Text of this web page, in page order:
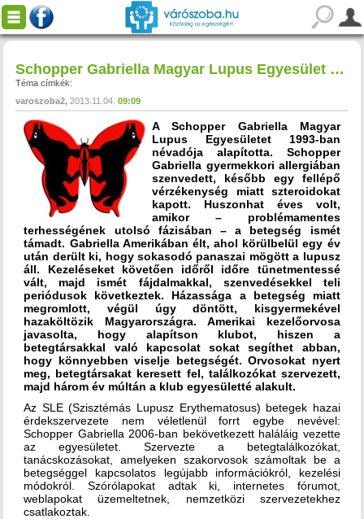
Schopper Gabriella Magyar Lupus Egyesület egyesület / alapítvány
Téma címkék:
varoszoba2 2013.11.04. 09:09
A Schopper Gabriella Magyar
Lupus Egyesületet 1993-ban
névadója alapította. Schopper
Gabriella gyermekkori allergiában
szenvedett, később egy fellépő
vérzékenység miatt szteroidokat
kapott. Huszonhat éves volt,
amikor – problémamentes
terhességének utolsó fázisában – a betegség ismét
támadt. Gabriella Amerikában élt, ahol körülbelül egy év
után derült ki, hogy sokasodó panaszai mögött a lupusz
áll. Kezeléseket követően időről időre tünetmentessé
vált, majd ismét fájdalmakkal, szenvedésekkel teli
periódusok következtek. Házassága a betegség miatt
megromlott, végül úgy döntött, kisgyermekével
hazaköltözik Magyarországra. Amerikai kezelőorvosa
javasolta, hogy alapítson klubot, hiszen a
betegtársakkal való kapcsolat sokat segíthet abban,
hogy könnyebben viselje betegségét. Orvosokat nyert
meg, betegtársakat keresett fel, találkozókat szervezett,
majd három év múltán a klub egyesületté alakult.
Az SLE (Szisztémás Lupusz Erythematosus) betegek hazai
érdekszervezete nem véletlenül forrt egybe nevével:
Schopper Gabriella 2006-ban bekövetkezett haláláig vezette
az egyesületet. Szervezte a betegtalálkozókat,
tanácskozásokat, amelyeken szakorvosok számoltak be a
betegséggel kapcsolatos legújabb információkról, kezelési
módokról. Szórólapokat adtak ki, internetes fórumot,
weblapokat üzemeltetnek, nemzetközi szervezetekhez
csatlakoztak.